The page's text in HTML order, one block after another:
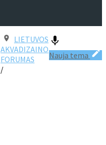
Nauja tema
LIETUVOS
AKVADIZAINO
FORUMAS
/